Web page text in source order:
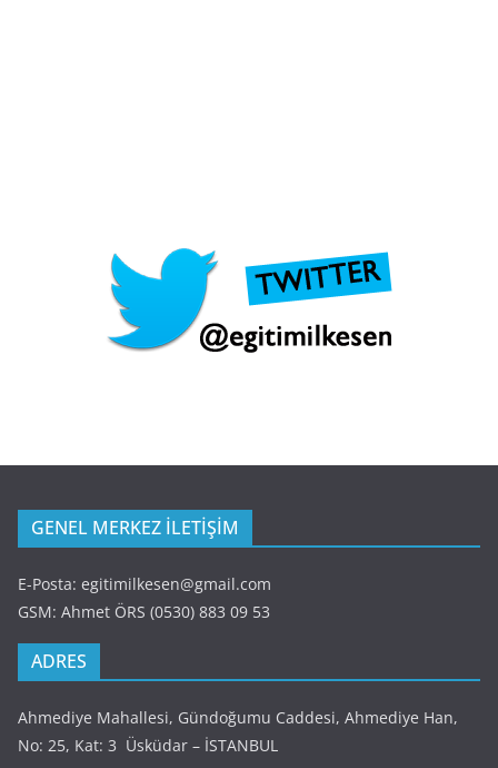
GENEL MERKEZ İLETİŞİM
E-Posta: egitimilkesen@gmail.com
GSM: Ahmet ÖRS (0530) 883 09 53
ADRES
Ahmediye Mahallesi, Gündoğumu Caddesi, Ahmediye Han,
No: 25, Kat: 3 Üsküdar – İSTANBUL